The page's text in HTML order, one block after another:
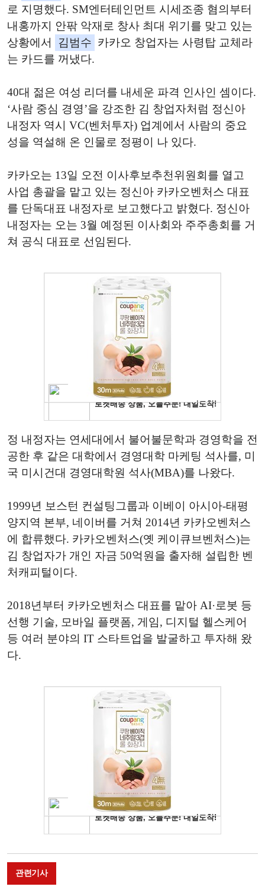
로 지명했다. SM엔터테인먼트 시세조종 혐의부터
내홍까지 안팎 악재로 창사 최대 위기를 맞고 있는
상황에서
김범수 카카오 창업자는 사령탑 교체라
는 카드를 꺼냈다.
40대 젊은 여성 리더를 내세운 파격 인사인 셈이다.
‘사람 중심 경영’을 강조한 김 창업자처럼 정신아
내정자 역시 VC(벤처투자) 업계에서 사람의 중요
성을 역설해 온 인물로 정평이 나 있다.
카카오는 13일 오전 이사후보추천위원회를 열고
사업 총괄을 맡고 있는 정신아 카카오벤처스 대표
를 단독대표 내정자로 보고했다고 밝혔다. 정신아
내정자는 오는 3월 예정된 이사회와 주주총회를 거
쳐 공식 대표로 선임된다.
정 내정자는 연세대에서 불어불문학과 경영학을 전
공한 후 같은 대학에서 경영대학 마케팅 석사를, 미
국 미시건대 경영대학원 석사(MBA)를 나왔다.
1999년 보스턴 컨설팅그룹과 이베이 아시아-태평
양지역 본부, 네이버를 거쳐 2014년 카카오벤처스
에 합류했다. 카카오벤처스(옛 케이큐브벤처스)는
김 창업자가 개인 자금 50억원을 출자해 설립한 벤
처캐피털이다.
2018년부터 카카오벤처스 대표를 맡아 AI·로봇 등
선행 기술, 모바일 플랫폼, 게임, 디지털 헬스케어
등 여러 분야의 IT 스타트업을 발굴하고 투자해 왔
다.
관련기사